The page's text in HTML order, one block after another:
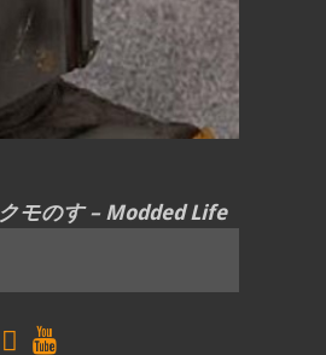
クモのす – Modded Life